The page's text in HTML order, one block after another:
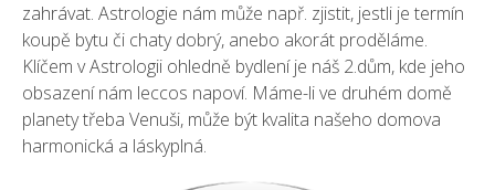
zahrávat. Astrologie nám může např. zjistit, jestli je termín
koupě bytu či chaty dobrý, anebo akorát proděláme.
Klíčem v Astrologii ohledně bydlení je náš 2.dům, kde jeho
obsazení nám leccos napoví. Máme-li ve druhém domě
planety třeba Venuši, může být kvalita našeho domova
harmonická a láskyplná.